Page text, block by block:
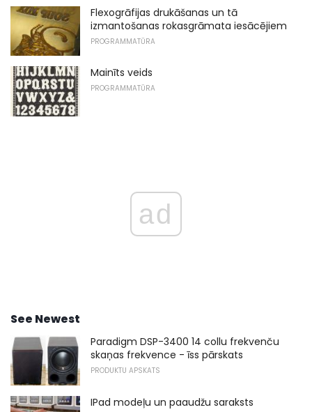
Flexogrāfijas drukāšanas un tā
izmantošanas rokasgrāmata iesācējiem
PROGRAMMATŪRA
Mainīts veids
PROGRAMMATŪRA
ad
See Newest
Paradigm DSP-3400 14 collu frekvenču
skaņas frekvence - īss pārskats
PRODUKTU APSKATS
IPad modeļu un paaudžu saraksts